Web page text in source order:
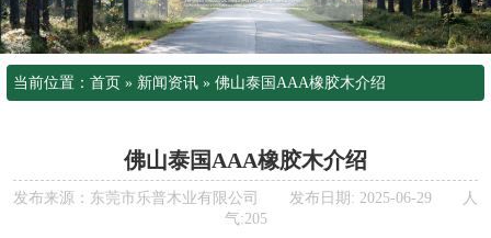
当前位置： 首页 » 新闻资讯 » 佛山泰国AAA橡胶木介绍
佛山泰国AAA橡胶木介绍
发布来源：东莞市乐普木业有限公司 发布日期: 2025-06-29 人
气:205
日本桧木
欧松板OSB
多层实木板《夹
板》